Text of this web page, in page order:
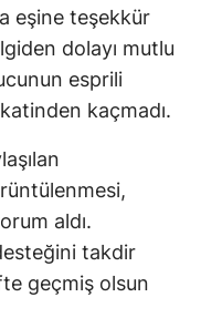
eşine teşekkür
dolayı mutlu
esprili
kaçmadı.
aldı.
takdir
geçmiş olsun